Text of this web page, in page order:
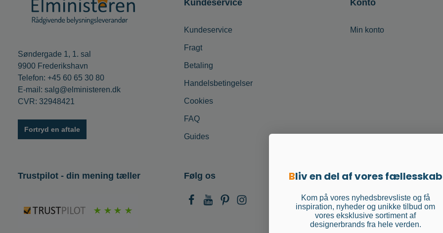
Følg os
Trustpilot - din mening tæller
Søndergade 1, 1. sal
9900 Frederikshavn
Telefon: +45 60 65 30 80
E-mail: salg@elministeren.dk
CVR: 32948421
Fortryd en aftale
Kundeservice
Kundeservice
Fragt
Betaling
Handelsbetingelser
Cookies
FAQ
Guides
Konto
Min konto
Bliv en del af vores fællesskab
Kom på vores nyhedsbrevsliste og få
inspiration, nyheder og unikke tilbud om
vores eksklusive sortiment af
designerbrands fra hele verden.